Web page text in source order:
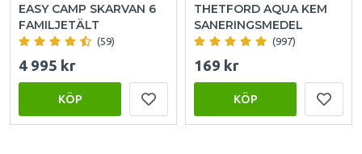
EASY CAMP SKARVAN 6
FAMILJETÄLT
(59)
4 995 kr
KÖP
THETFORD AQUA KEM
SANERINGSMEDEL
(997)
169 kr
KÖP